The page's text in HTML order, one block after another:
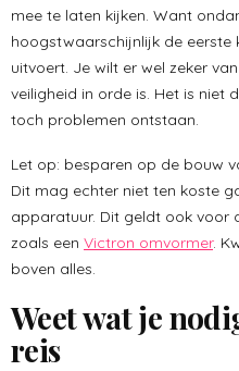
mee te laten kijken. Want
hoogstwaarschijnlijk de eerste
uitvoert. Je wilt er wel zeker
veiligheid in orde is. Het is niet
toch problemen ontstaan.
Let op: besparen op de bouw
Dit mag echter niet ten koste
apparatuur. Dit geldt ook voor
zoals een Victron omvormer.
boven alles.
Weet wat je
reis